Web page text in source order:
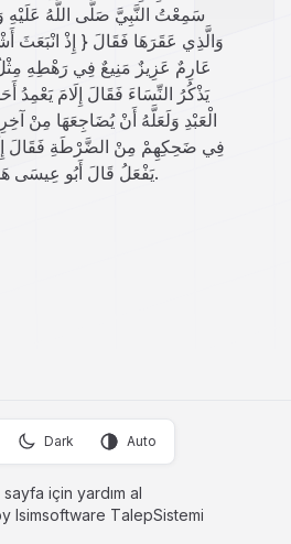
سَمِعْتُ النَّبِيَّ صَلَّى اللَّهُ عَلَيْهِ
وَالَّذِي عَقَرَهَا فَقَالَ { إِذْ انْبَعَثَ
عَارِمٌ عَزِيزٌ مَنِيعٌ فِي رَهْطِهِ
يَذْكُرُ النِّسَاءَ فَقَالَ إِلَامَ يَعْمِدُ
الْعَبْدِ وَلَعَلَّهُ أَنْ يُضَاجِعَهَا مِنْ
فِي ضَحِكِهِمْ مِنْ الضَّرْطَةِ فَقَالَ
يَفْعَلُ قَالَ أَبُو عِيسَى هَذَا حَدِيثٌ حَسَنٌ صَحِيحٌ.
Dark Auto
sayfa için yardım al
Isimsoftware TalepSistemi